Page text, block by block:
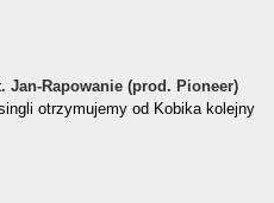
(prod. Pioneer)
Jan-Rapowanie (prod. Pioneer)
otrzymujemy od Kobika kolejny